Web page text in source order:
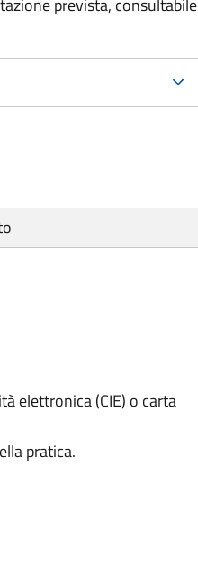
prevista, consultabile
elettronica (CIE) o carta
pratica.